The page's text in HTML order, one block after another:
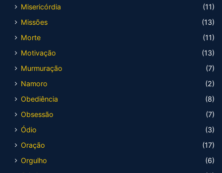
Misericórdia
(11)
Missões
(13)
Morte
(11)
Motivação
(13)
Murmuração
(7)
Namoro
(2)
Obediência
(8)
Obsessão
(7)
Ódio
(3)
Oração
(17)
Orgulho
(6)